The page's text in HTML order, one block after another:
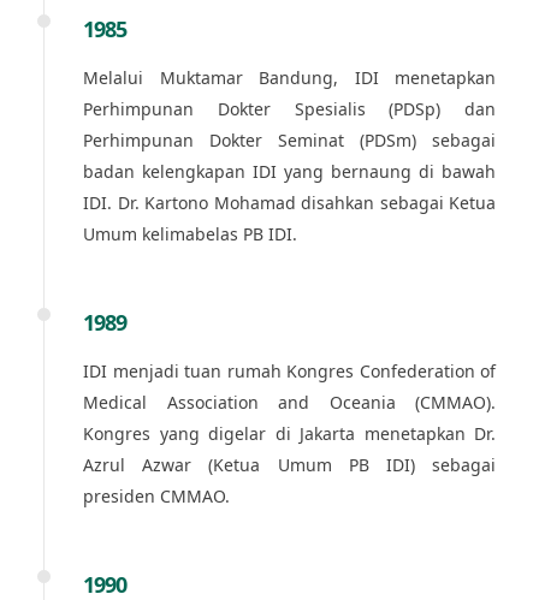
1985
Melalui Muktamar Bandung, IDI menetapkan
Perhimpunan Dokter Spesialis (PDSp) dan
Perhimpunan Dokter Seminat (PDSm) sebagai
badan kelengkapan IDI yang bernaung di bawah
IDI. Dr. Kartono Mohamad disahkan sebagai Ketua
Umum kelimabelas PB IDI.
1989
IDI menjadi tuan rumah Kongres Confederation of
Medical Association and Oceania (CMMAO).
Kongres yang digelar di Jakarta menetapkan Dr.
Azrul Azwar (Ketua Umum PB IDI) sebagai
presiden CMMAO.
1990